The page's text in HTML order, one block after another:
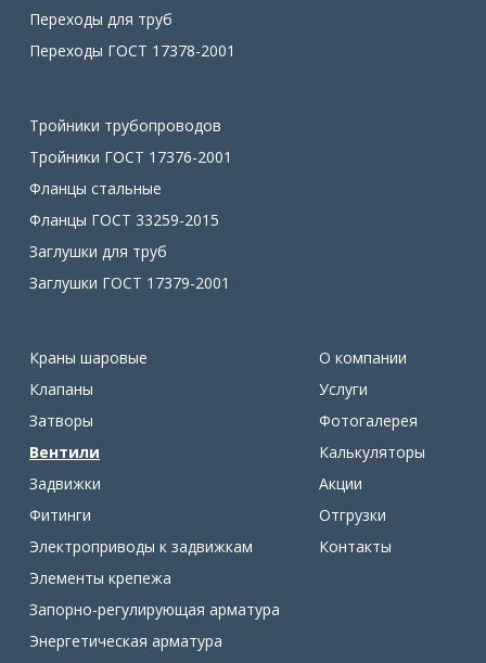
Переходы для труб
Переходы ГОСТ 17378-2001
Тройники трубопроводов
Тройники ГОСТ 17376-2001
Фланцы стальные
Фланцы ГОСТ 33259-2015
Заглушки для труб
Заглушки ГОСТ 17379-2001
Краны шаровые
Клапаны
Затворы
Вентили
Задвижки
Фитинги
Электроприводы к задвижкам
Элементы крепежа
Запорно-регулирующая арматура
Энергетическая арматура
О компании
Услуги
Фотогалерея
Калькуляторы
Акции
Отгрузки
Контакты